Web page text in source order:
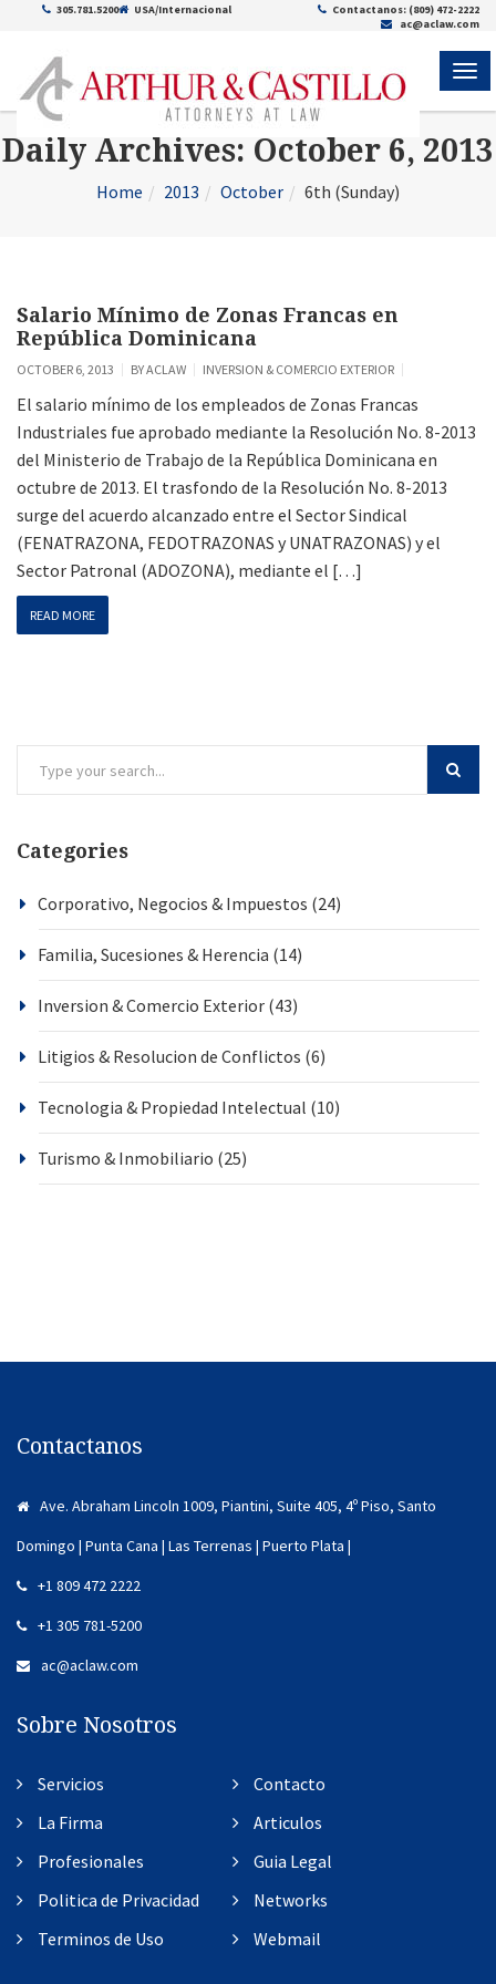
USA/Internacional
305.781.5200
Contactanos: (809) 472-2222
ac@aclaw.com
Daily Archives: October 6, 2013
Home 2013 October 6th (Sunday)
Salario Mínimo de Zonas Francas en
República Dominicana
OCTOBER 6, 2013 BYACLAW INVERSION & COMERCIO EXTERIOR
El salario mínimo de los empleados de Zonas Francas
Industriales fue aprobado mediante la Resolución No. 8-2013
del Ministerio de Trabajo de la República Dominicana en
octubre de 2013. El trasfondo de la Resolución No. 8-2013
surge del acuerdo alcanzado entre el Sector Sindical
(FENATRAZONA, FEDOTRAZONAS y UNATRAZONAS) y el
Sector Patronal (ADOZONA), mediante el […]
READ MORE
Categories
Corporativo, Negocios & Impuestos (24)
Familia, Sucesiones & Herencia (14)
Inversion & Comercio Exterior (43)
Litigios & Resolucion de Conflictos (6)
Tecnologia & Propiedad Intelectual (10)
Turismo & Inmobiliario (25)
Contactanos
Ave. Abraham Lincoln 1009, Piantini, Suite 405, 4º Piso, Santo
Domingo | Punta Cana | Las Terrenas | Puerto Plata |
+1 809 472 2222
+1 305 781-5200
ac@aclaw.com
Sobre Nosotros
Servicios
La Firma
Profesionales
Politica de Privacidad
Terminos de Uso
Contacto
Articulos
Guia Legal
Networks
Webmail